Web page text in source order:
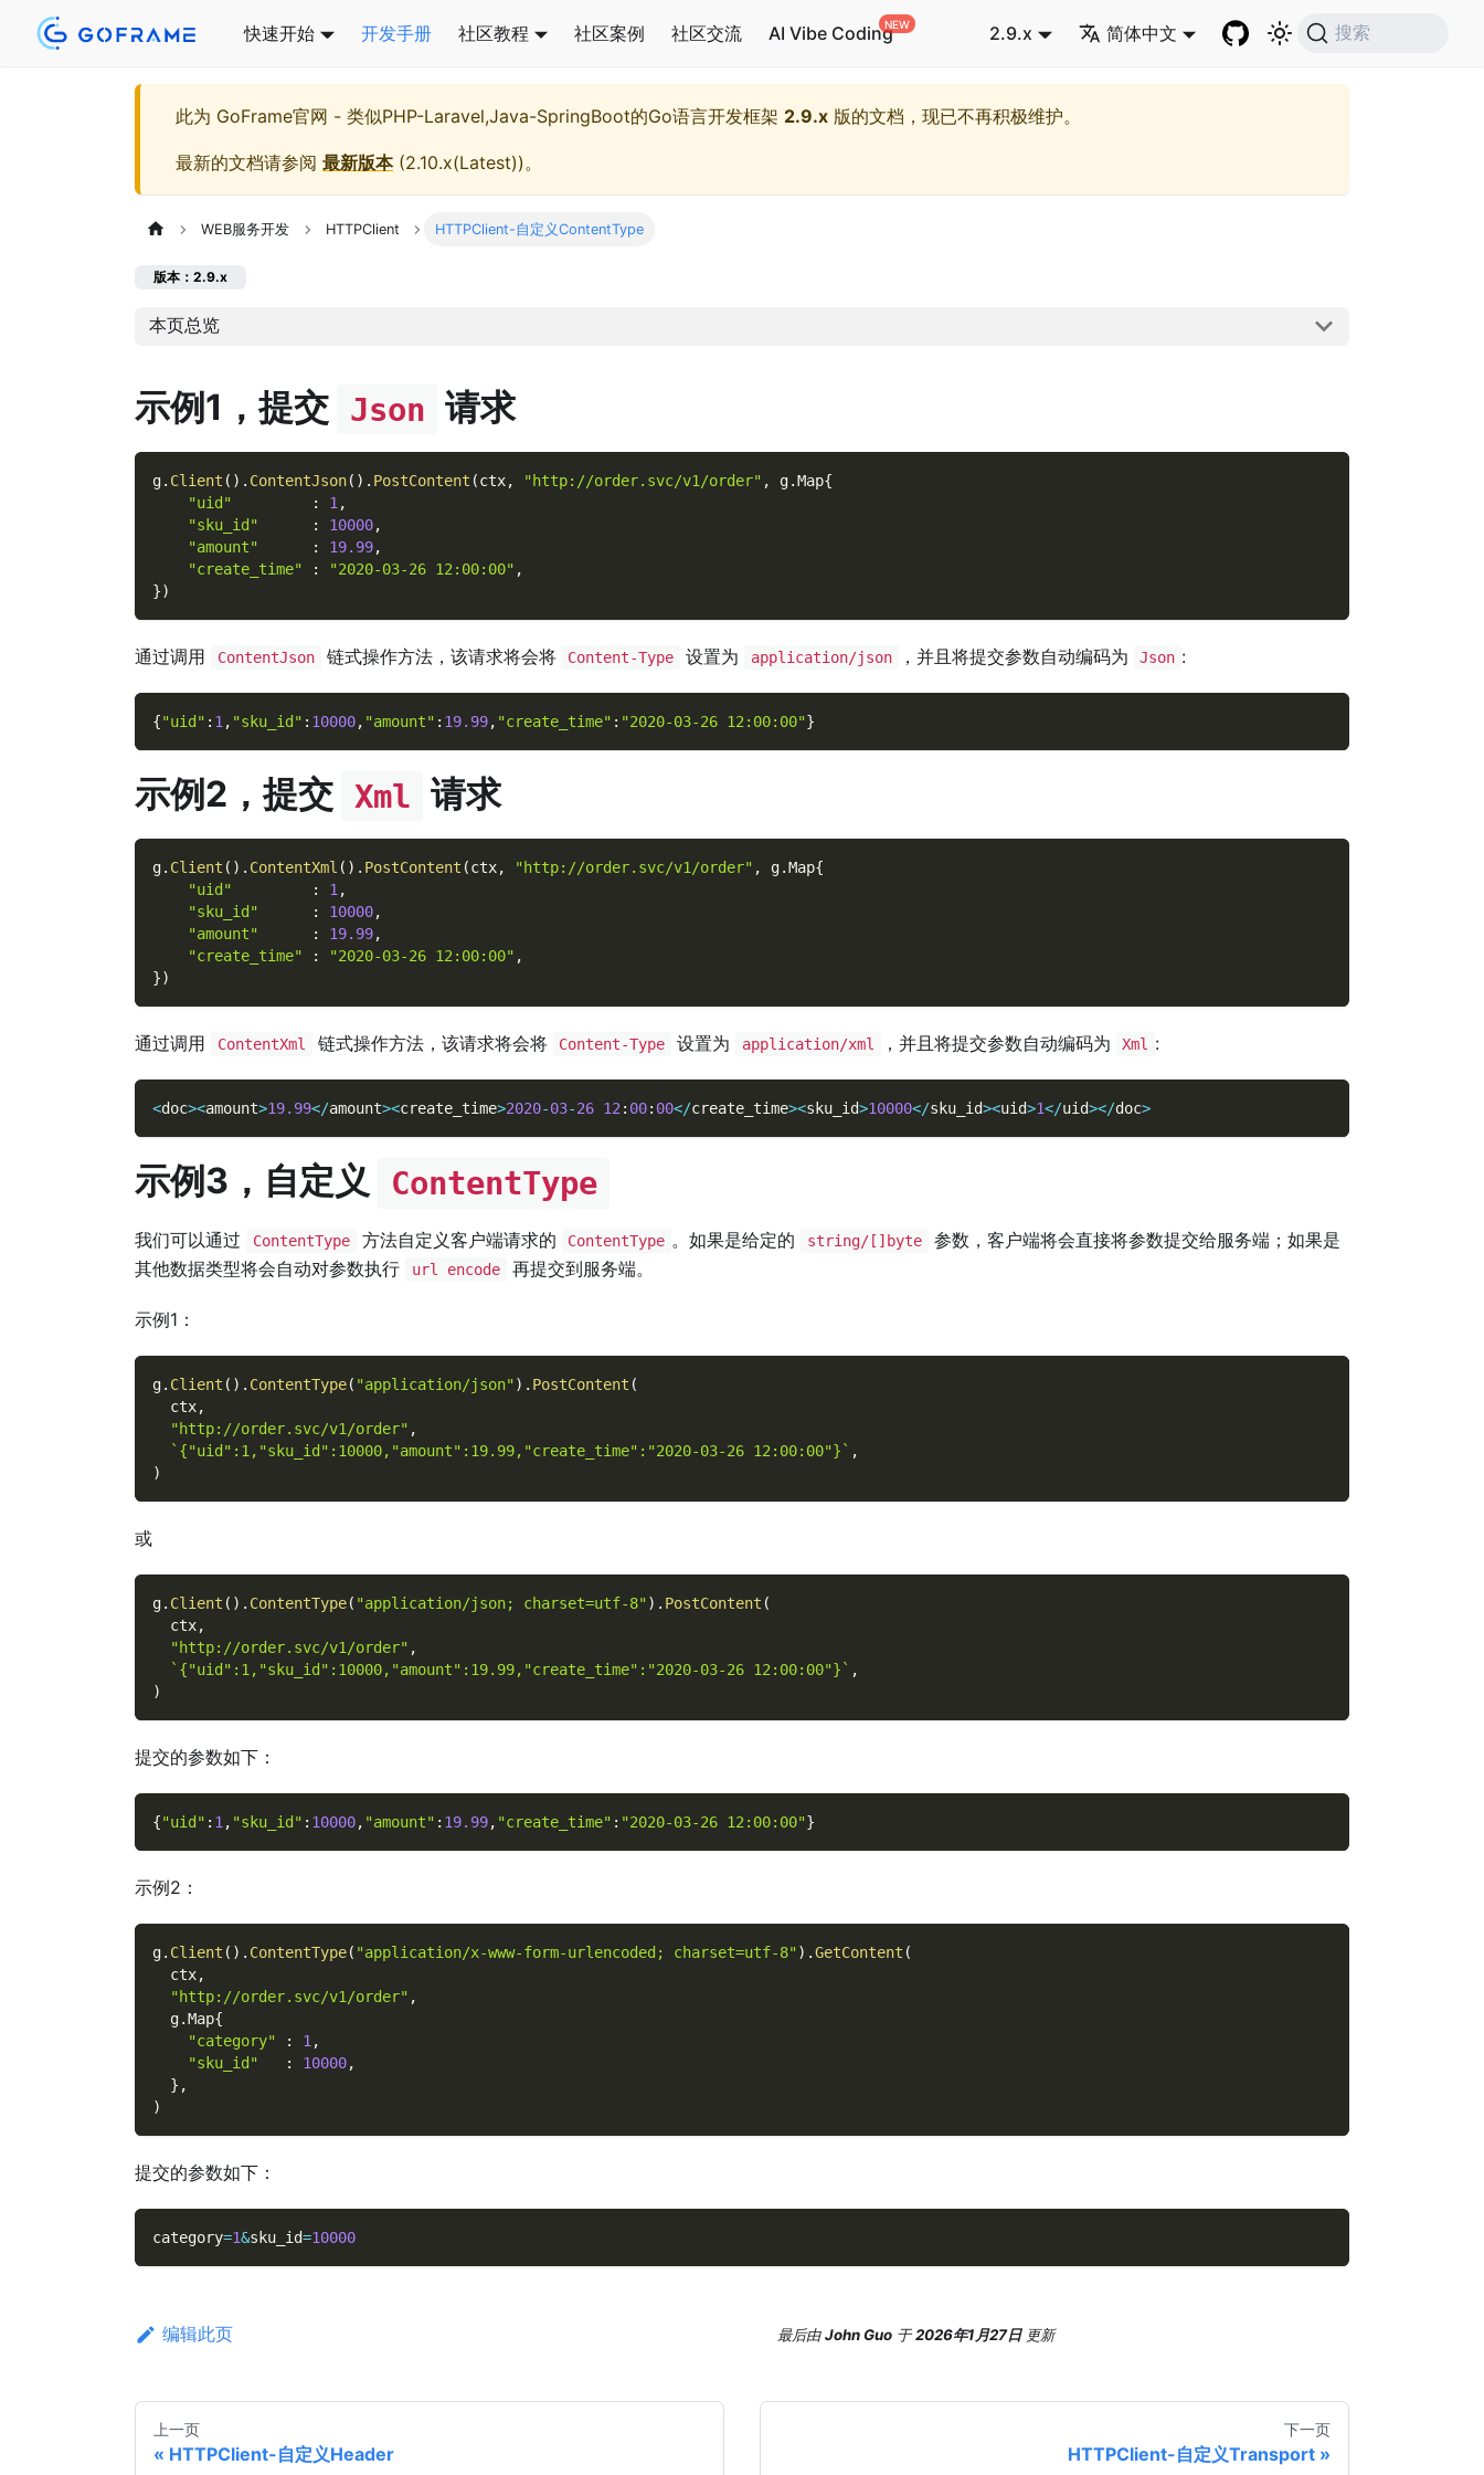
快速开始 开发手册 社区教程 社区案例 社区交流 AI Vibe Coding 2.9.x 简体中文 搜索
此为 GoFrame官网 - 类似PHP-Laravel,Java-SpringBoot的Go语言开发框架 2.9.x 版的文档，现已不再积极维护。
最新的文档请参阅 最新版本(2.10.x(Latest))。
WEB服务开发 HTTPClient HTTPClient-自定义ContentType
版本：2.9.x
本页总览
示例1，提交 Json 请求
g. Client ( ) . ContentJson( ) . PostContent (ctx, "http://order.svc/v1/order" , g.Map{
"uid"
: 1 ,
"sku_id"
: 10000,
"amount"
: 19.99,
"create_time"
: "2020-03-26 12:00:00" ,
})
通过调用 ContentJson 链式操作方法，该请求将会将 Content-Type 设置为 application/json ，并且将提交参数自动编码为 Json :
{"uid" : 1 , "sku_id" : 10000, "amount" : 19.99, "create_time" : "2020-03-26 12:00:00"}
示例2，提交 Xml 请求
g. Client ( ) . ContentXml ( ) . PostContent (ctx, "http://order.svc/v1/order" , g.Map{
"uid"
: 1 ,
"sku_id"
: 10000,
"amount"
: 19.99,
"create_time"
: "2020-03-26 12:00:00" ,
})
通过调用 ContentXml 链式操作方法，该请求将会将 Content-Type 设置为 application/xml ，并且将提交参数自动编码为 Xml :
<doc><amount>19.99</amount><create_time>2020-03-26 12 : 00: 00</create_time><sku_id>10000</sku_id><uid>1</uid></doc>
示例3，自定义 ContentType
我们可以通过 ContentType 方法自定义客户端请求的 ContentType 。如果是给定的 string/[]byte
参数，客户端将会直接将参数提交给服务端；如果是
其他数据类型将会自动对参数执行
url encode 再提交到服务端。
示例1：
g. Client ( ) . ContentType( "application/json") . PostContent (
  ctx
,
"http://order.svc/v1/order" ,
`{"uid":1,"sku_id":10000,"amount":19.99,"create_time":"2020-03-26 12:00:00"}` ,
)
或
g. Client ( ) . ContentType( "application/json; charset=utf-8") . PostContent (
  ctx
,
"http://order.svc/v1/order" ,
`{"uid":1,"sku_id":10000,"amount":19.99,"create_time":"2020-03-26 12:00:00"}` ,
)
提交的参数如下：
{"uid" : 1, "sku_id" : 10000, "amount" : 19.99, "create_time" : "2020-03-26 12:00:00"}
示例2：
g. Client ( ) . ContentType( "application/x-www-form-urlencoded; charset=utf-8") .GetContent (
  ctx
,
"http://order.svc/v1/order" ,
  g
.Map{
"category"
: 1,
"sku_id"
: 10000,
} ,
)
提交的参数如下：
category=1&sku_id=10000
编辑此页 最后由John Guo 于2026年1月27日 更新
上一页
HTTPClient-自定义Header
下一页
HTTPClient-自定义Transport